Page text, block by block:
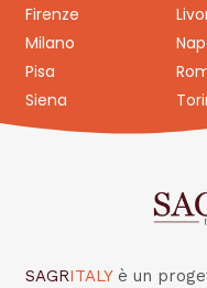
Firenze
Milano
Pisa
Siena
SAGRITALY è un